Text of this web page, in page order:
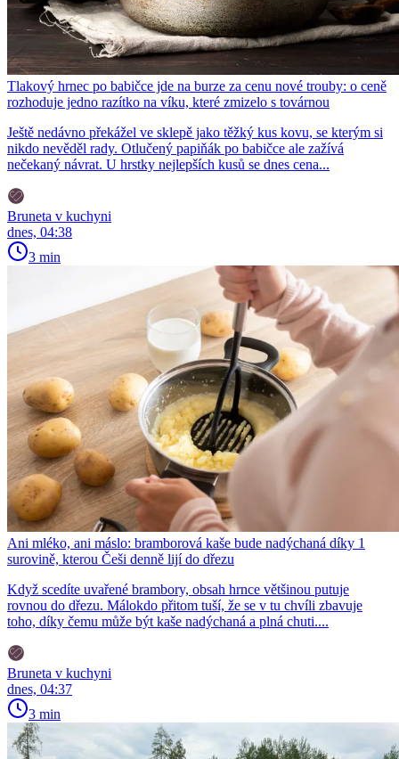
Tlakový hrnec po babičce jde na burze za cenu nové trouby: o ceně
rozhoduje jedno razítko na víku, které zmizelo s továrnou
Ještě nedávno překážel ve sklepě jako těžký kus kovu, se kterým si
nikdo nevěděl rady. Otlučený papiňák po babičce ale zažívá
nečekaný návrat. U hrstky nejlepších kusů se dnes cena...
Bruneta v kuchyni
dnes, 04:38
3 min
Ani mléko, ani máslo: bramborová kaše bude nadýchaná díky 1
surovině, kterou Češi denně lijí do dřezu
Když scedíte uvařené brambory, obsah hrnce většinou putuje
rovnou do dřezu. Málokdo přitom tuší, že se v tu chvíli zbavuje
toho, díky čemu může být kaše nadýchaná a plná chuti....
Bruneta v kuchyni
dnes, 04:37
3 min